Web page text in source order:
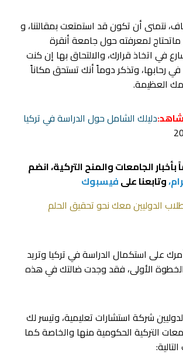
نتمنى أن تكون قد استمتعت بمقالتنا، و
ماتحتاج لمعرفته حول جامعة أنقرة
في اتخاذ قرارك، والالتحاق بها إن كنت
رحابها، وتذكر دوماً أنك تستحق مكاناً
العظيمة.
دليلك الشامل حول الدراسة في تركيا
الجامعات والمنح التركية، انضم
وتابعنا علىفيسبوك
الدوليين معك نحو تحقيق الحلم
على استكمال الدراسة في تركيا وتريد
الأولى، فقد وجدت ضالتك في هذه
شركة استشارات تعليمية، وتيسر لك
التركية الحكومية منها والخاصة كما